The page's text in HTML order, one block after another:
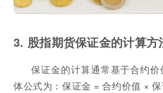
3. 股指期货保证金的计算方
保证金的计算通常基于合约
体公式为：保证金 = 合约价值 ×